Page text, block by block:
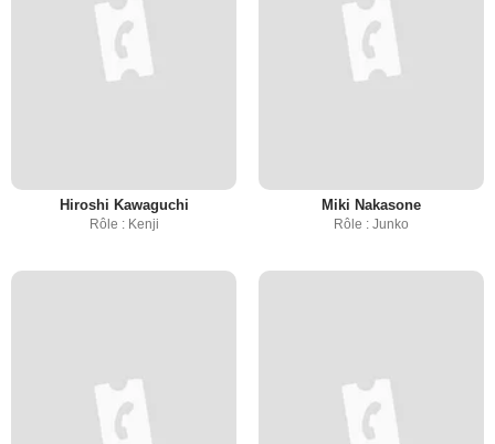
Hiroshi Kawaguchi
Rôle : Kenji
Miki Nakasone
Rôle : Junko